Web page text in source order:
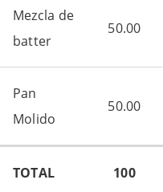
Mezcla de
batter
50.00
Pan
Molido
50.00
TOTAL 100